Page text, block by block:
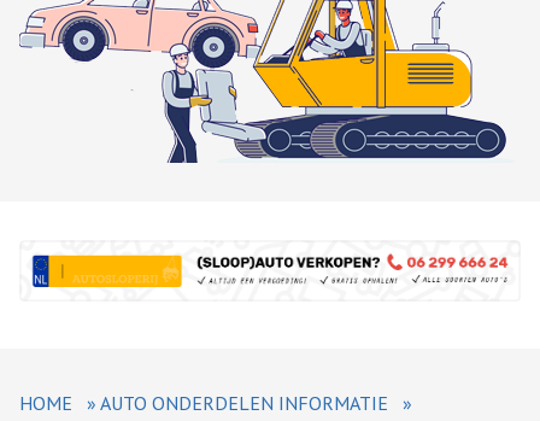
HOME » AUTO ONDERDELEN INFORMATIE
»